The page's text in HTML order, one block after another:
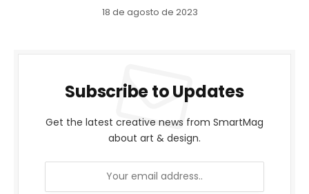
18 de agosto de 2023
Subscribe to Updates
Get the latest creative news from SmartMag
about art & design.